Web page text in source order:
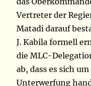
Vertreter der
Matadi darauf
J. Kabila formell
die MLC-
ab, dass es sich
Unterwerfung